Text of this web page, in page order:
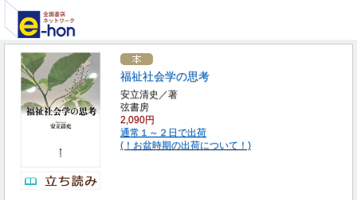
福祉社会学の思考
安立清史／著
弦書房
2,090円
通常１～２日で出荷
(！お盆時期の出荷について！)